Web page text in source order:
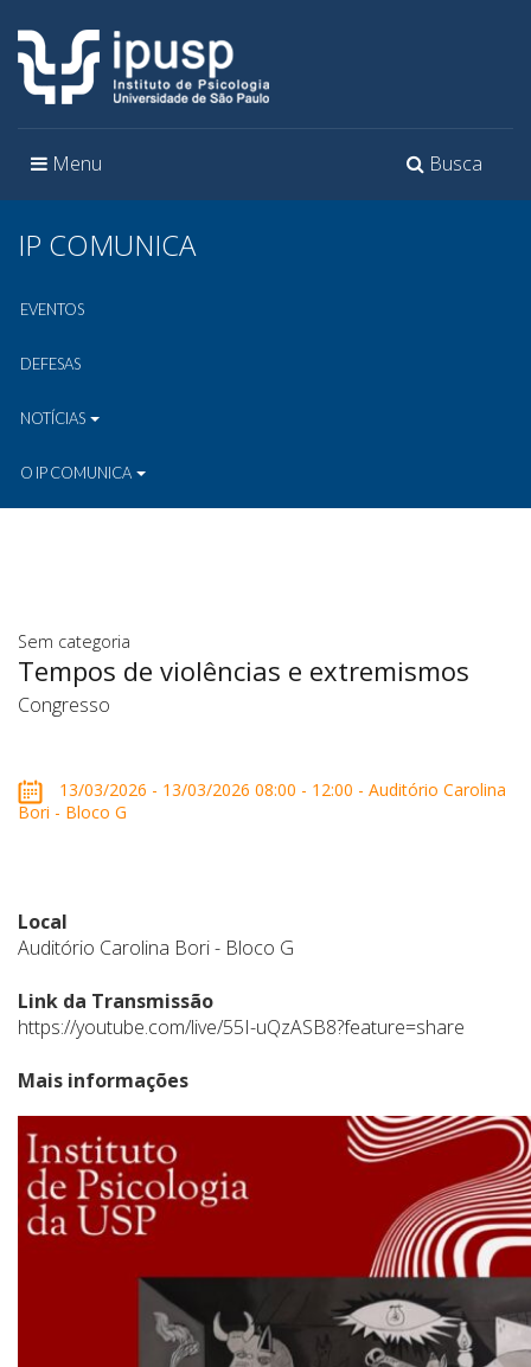
Toggle
Busca
Toggle
Menu
IP COMUNICA
EVENTOS
DEFESAS
NOTÍCIAS
O IP COMUNICA
Sem categoria
Tempos de violências e extremismos
Congresso
13/03/2026 - 13/03/2026 08:00 - 12:00 - Auditório Carolina
Bori - Bloco G
Local
Auditório Carolina Bori - Bloco G
Link da Transmissão
https://youtube.com/live/55I-uQzASB8?feature=share
Mais informações